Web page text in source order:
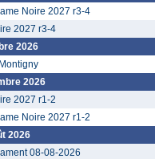
Noire 2027 r3-4
2027 r3-4
2026
2026
2027 r1-2
Noire 2027 r1-2
2026
08-08-2026